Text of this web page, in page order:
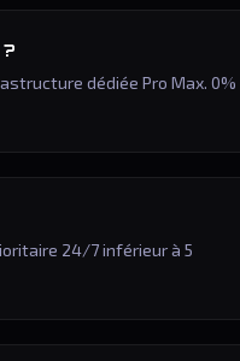
dédiée Pro Max. 0%
24/7 inférieur à 5